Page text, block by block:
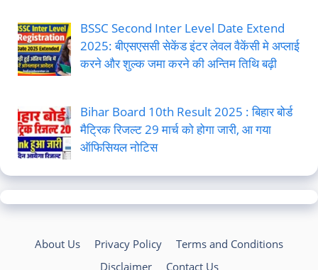
BSSC Second Inter Level Date Extend
2025: बीएसएससी सेकेंड इंटर लेवल वैकेंसी मे अप्लाई
करने और शुल्क जमा करने की अन्तिम तिथि बढ़ी
Bihar Board 10th Result 2025 : बिहार बोर्ड
मैट्रिक रिजल्ट 29 मार्च को होगा जारी, आ गया
ऑफिसियल नोटिस
About Us Privacy Policy
Terms and Conditions
Disclaimer
Contact Us